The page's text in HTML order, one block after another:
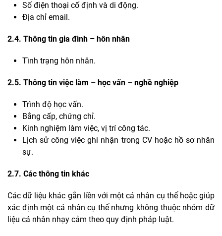
Số điện thoại cố định và di động.
Địa chỉ email.
2.4. Thông tin gia đình – hôn nhân
Tình trạng hôn nhân.
2.5. Thông tin việc làm – học vấn – nghề nghiệp
Trình độ học vấn.
Bằng cấp, chứng chỉ.
Kinh nghiệm làm việc, vị trí công tác.
Lịch sử công việc ghi nhận trong CV hoặc hồ sơ nhân
sự.
2.7. Các thông tin khác
Các dữ liệu khác gắn liền với một cá nhân cụ thể hoặc giúp
xác định một cá nhân cụ thể nhưng không thuộc nhóm dữ
liệu cá nhân nhạy cảm theo quy định pháp luật.